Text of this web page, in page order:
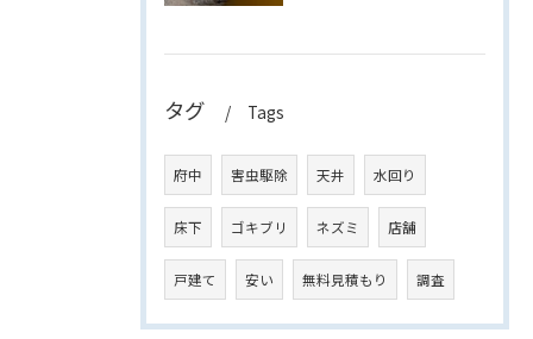
タグ Tags
府中 害虫駆除 天井 水回り
床下 ゴキブリ ネズミ 店舗
戸建て 安い 無料見積もり 調査